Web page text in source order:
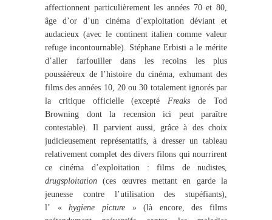
affectionnent particulièrement les années 70 et 80,
âge d’or d’un cinéma d’exploitation déviant et
audacieux (avec le continent italien comme valeur
refuge incontournable). Stéphane Erbisti a le mérite
d’aller farfouiller dans les recoins les plus
poussiéreux de l’histoire du cinéma, exhumant des
films des années 10, 20 ou 30 totalement ignorés par
la critique officielle (exceptéFreaksde Tod
Browning dont la recension ici peut paraître
contestable). Il parvient aussi, grâce à des choix
judicieusement représentatifs, à dresser un tableau
relativement complet des divers filons qui nourrirent
ce cinéma d’exploitation : films de nudistes,
drugsploitation (ces œuvres mettant en garde la
jeunesse contre l’utilisation des stupéfiants),
l’ «hygiene picture» (là encore, des films